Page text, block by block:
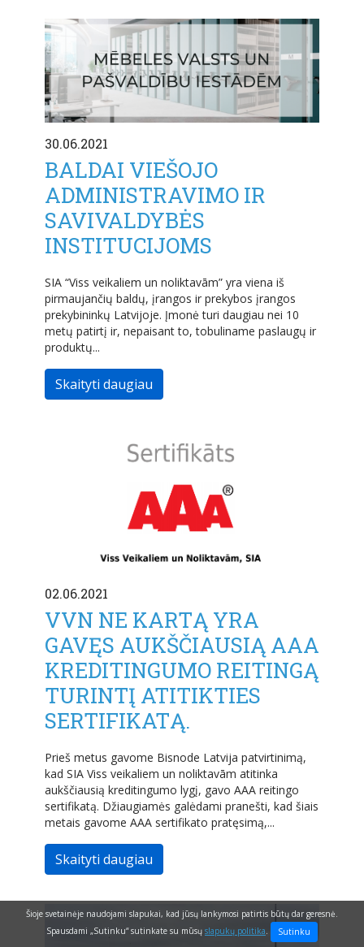
30.06.2021
BALDAI VIEŠOJO
ADMINISTRAVIMO IR
SAVIVALDYBĖS
INSTITUCIJOMS
SIA “Viss veikaliem un noliktavām” yra viena iš
pirmaujančių baldų, įrangos ir prekybos įrangos
prekybininkų Latvijoje. Įmonė turi daugiau nei 10
metų patirtį ir, nepaisant to, tobuliname paslaugų ir
produktų...
Skaityti daugiau
02.06.2021
VVN NE KARTĄ YRA
GAVĘS AUKŠČIAUSIĄ AAA
KREDITINGUMO REITINGĄ
TURINTĮ ATITIKTIES
SERTIFIKATĄ.
Prieš metus gavome Bisnode Latvija patvirtinimą,
kad SIA Viss veikaliem un noliktavām atitinka
aukščiausią kreditingumo lygį, gavo AAA reitingo
sertifikatą. Džiaugiamės galėdami pranešti, kad šiais
metais gavome AAA sertifikato pratęsimą,...
Skaityti daugiau
Šioje svetainėje naudojami slapukai, kad jūsų lankymosi patirtis būtų dar geresnė.
Spausdami „Sutinku“ sutinkate su mūsų slapukų politika. Sutinku